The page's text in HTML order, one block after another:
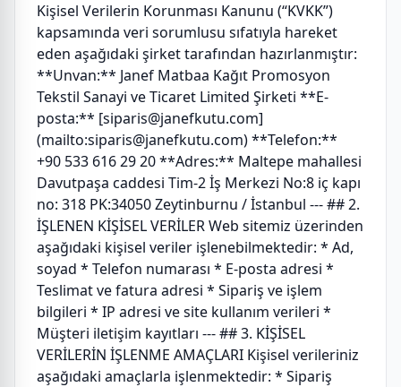
Kişisel Verilerin Korunması Kanunu (“KVKK”)
kapsamında veri sorumlusu sıfatıyla hareket
eden aşağıdaki şirket tarafından hazırlanmıştır:
**Unvan:** Janef Matbaa Kağıt Promosyon
Tekstil Sanayi ve Ticaret Limited Şirketi **E-
posta:** [siparis@janefkutu.com]
(mailto:siparis@janefkutu.com) **Telefon:**
+90 533 616 29 20 **Adres:** Maltepe mahallesi
Davutpaşa caddesi Tim-2 İş Merkezi No:8 iç kapı
no: 318 PK:34050 Zeytinburnu / İstanbul --- ## 2.
İŞLENEN KİŞİSEL VERİLER Web sitemiz üzerinden
aşağıdaki kişisel veriler işlenebilmektedir: * Ad,
soyad * Telefon numarası * E-posta adresi *
Teslimat ve fatura adresi * Sipariş ve işlem
bilgileri * IP adresi ve site kullanım verileri *
Müşteri iletişim kayıtları --- ## 3. KİŞİSEL
VERİLERİN İŞLENME AMAÇLARI Kişisel verileriniz
aşağıdaki amaçlarla işlenmektedir: * Sipariş